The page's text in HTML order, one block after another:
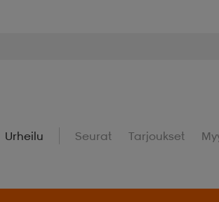
Urheilu Seurat Tarjoukset